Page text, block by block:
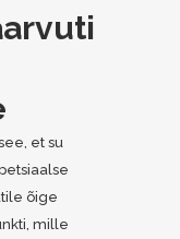
et su
õige
mille